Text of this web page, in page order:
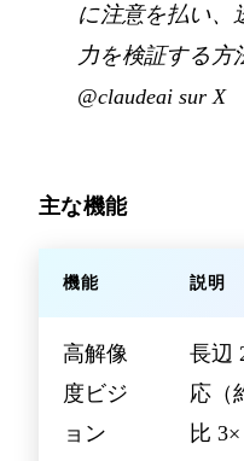
に注意を払い、
力を検証する方
@claudeai sur X
主な機能
機能 説明
高解像
度ビジ
ョン
長辺
応（
比